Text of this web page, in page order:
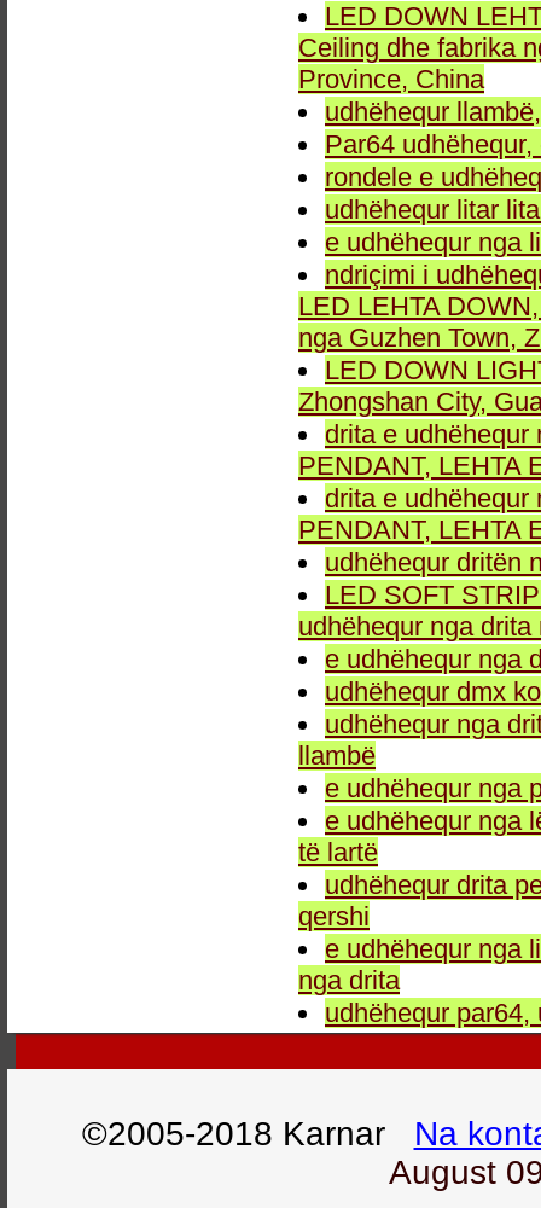
LED DOWN
Ceiling dhe fabrika
Province, China
udhëhequr
Par64
rondele e
udhëhequr litar
e udhëhequr nga
ndriçimi i
LED LEHTA
nga Guzhen Town,
LED DOWN
Zhongshan City,
drita e udhëhequr
PENDANT, LEHTA
drita e udhëhequr
PENDANT, LEHTA
udhëhequr dritën
LED SOFT
udhëhequr nga
e udhëhequr nga
udhëhequr dmx
udhëhequr nga
llambë
e udhëhequr nga
e udhëhequr nga
të lartë
udhëhequr drita
qershi
e udhëhequr nga
nga drita
udhëhequr
©2005-2018 Karnar Na
August